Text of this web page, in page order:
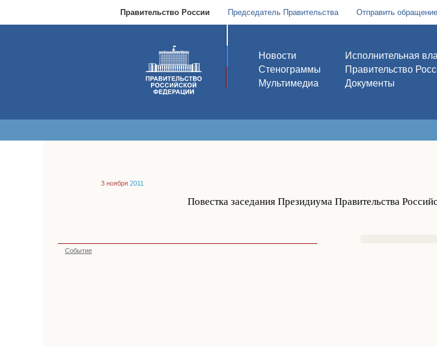
Правительство России Председатель Правительства Отправить обращение
Новости
Стенограммы
Мультимедиа
Исполнительная
Правительство
Документы
3 ноября 2011
Повестка заседания Президиума Правительства
Событие